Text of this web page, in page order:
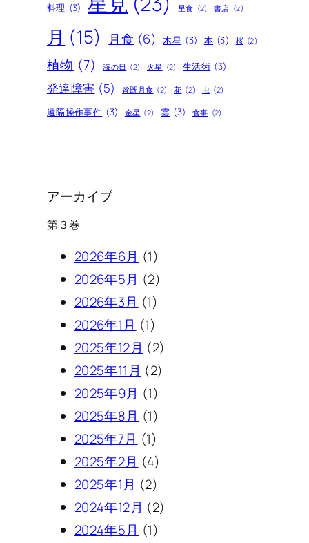
料理 (3) 星食 (2) 書店 (2)
月 (15) 月食 (6) 木星 (3) 本 (3) 桜 (2)
植物 (7) 海の日 (2) 火星 (2) 生活術 (3)
発達障害 (5) 皆既月食 (2) 花 (2) 虫 (2)
遠隔操作事件 (3) 金星 (2) 雲 (3) 食事 (2)
アーカイブ
第３巻
2026年6月 (1)
2026年5月 (2)
2026年3月 (1)
2026年1月 (1)
2025年12月 (2)
2025年11月 (2)
2025年9月 (1)
2025年8月 (1)
2025年7月 (1)
2025年2月 (4)
2025年1月 (2)
2024年12月 (2)
2024年5月 (1)